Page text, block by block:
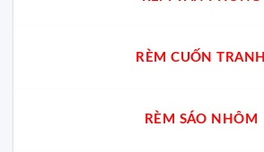
RÈM CUỐN TRANH
RÈM SÁO NHÔM